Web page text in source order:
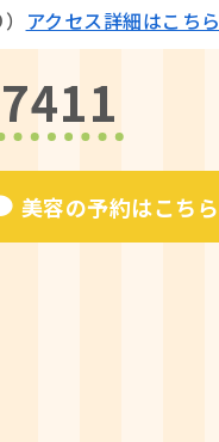
アクセス詳細はこちら
美容の予約はこちら